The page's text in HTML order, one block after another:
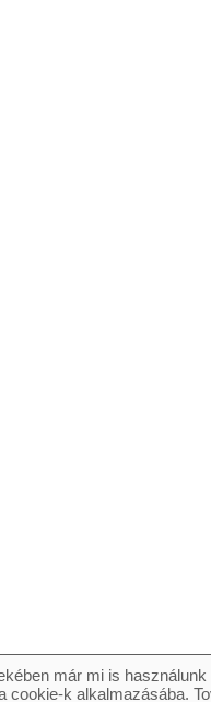
már mi is
cookie-k alkalmazásába.